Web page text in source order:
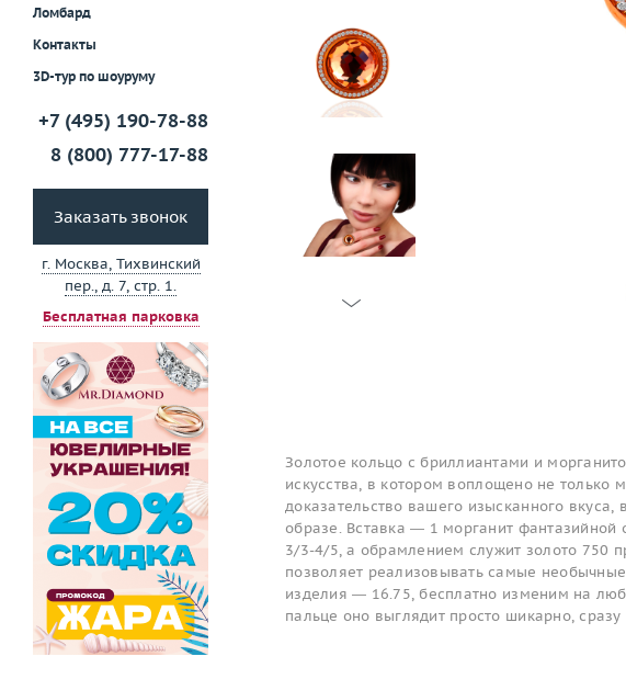
Ломбард
Контакты
3D-тур по шоуруму
+7 (495) 190-78-88
8 (800) 777-17-88
Заказать звонок
г. Москва, Тихвинский
пер., д. 7, стр. 1.
Бесплатная парковка
Золотое кольцо с бриллиантами и
искусства, в котором воплощено не только
доказательство вашего изысканного вкуса,
образе. Вставка — 1 морганит фантазийной
3/3-4/5, а обрамлением служит золото 750
позволяет реализовывать самые
изделия — 16.75, бесплатно изменим на
пальце оно выглядит просто шикарно,